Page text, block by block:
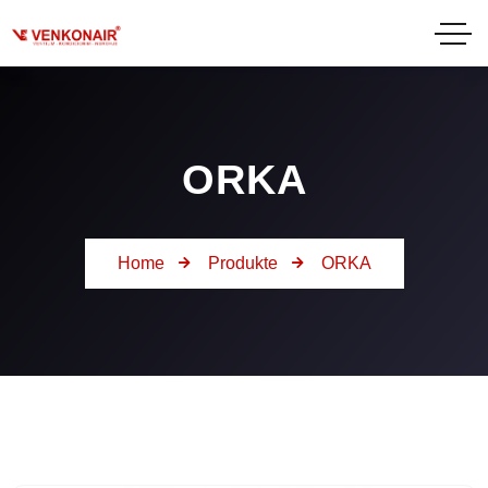
ORKA
Home Produkte ORKA